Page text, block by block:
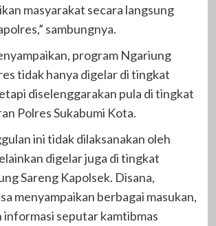
masyarakat secara langsung
sambungnya.
program Ngariung
tidak hanya digelar di tingkat
diselenggarakan pula di tingkat
Polres Sukabumi Kota.
ini tidak dilaksanakan oleh
digelar juga di tingkat
Sareng Kapolsek. Disana,
menyampaikan berbagai masukan,
informasi seputar kamtibmas